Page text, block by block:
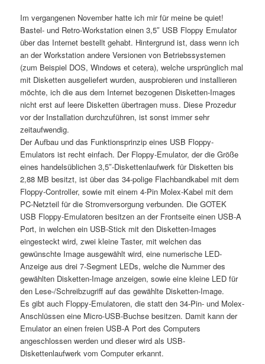
Im vergangenen November hatte ich mir für meine be quiet!
Bastel- und Retro-Workstation einen 3,5″ USB Floppy Emulator
über das Internet bestellt gehabt. Hintergrund ist, dass wenn ich
an der Workstation andere Versionen von Betriebssystemen
(zum Beispiel DOS, Windows et cetera), welche ursprünglich mal
mit Disketten ausgeliefert wurden, ausprobieren und installieren
möchte, ich die aus dem Internet bezogenen Disketten-Images
nicht erst auf leere Disketten übertragen muss. Diese Prozedur
vor der Installation durchzuführen, ist sonst immer sehr
zeitaufwendig.
Der Aufbau und das Funktionsprinzip eines USB Floppy-
Emulators ist recht einfach. Der Floppy-Emulator, der die Größe
eines handelsüblichen 3,5″-Diskettenlaufwerk für Disketten bis
2,88 MB besitzt, ist über das 34-polige Flachbandkabel mit dem
Floppy-Controller, sowie mit einem 4-Pin Molex-Kabel mit dem
PC-Netzteil für die Stromversorgung verbunden. Die GOTEK
USB Floppy-Emulatoren besitzen an der Frontseite einen USB-A
Port, in welchen ein USB-Stick mit den Disketten-Images
eingesteckt wird, zwei kleine Taster, mit welchen das
gewünschte Image ausgewählt wird, eine numerische LED-
Anzeige aus drei 7-Segment LEDs, welche die Nummer des
gewählten Disketten-Image anzeigen, sowie eine kleine LED für
den Lese-/Schreibzugriff auf das gewählte Disketten-Image.
Es gibt auch Floppy-Emulatoren, die statt den 34-Pin- und Molex-
Anschlüssen eine Micro-USB-Buchse besitzen. Damit kann der
Emulator an einen freien USB-A Port des Computers
angeschlossen werden und dieser wird als USB-
Diskettenlaufwerk vom Computer erkannt.